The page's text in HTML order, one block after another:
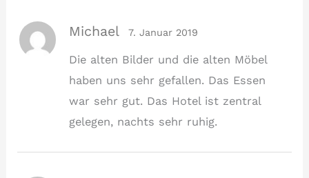
Michael 7. Januar 2019
Die alten Bilder und die alten Möbel
haben uns sehr gefallen. Das Essen
war sehr gut. Das Hotel ist zentral
gelegen, nachts sehr ruhig.